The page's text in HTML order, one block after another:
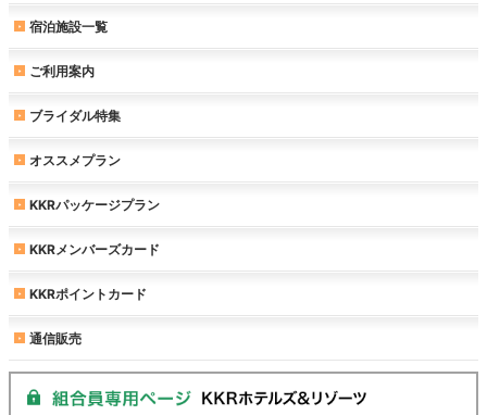
宿泊施設一覧
ご利用案内
ブライダル特集
オススメプラン
KKRパッケージプラン
KKRメンバーズカード
KKRポイントカード
通信販売